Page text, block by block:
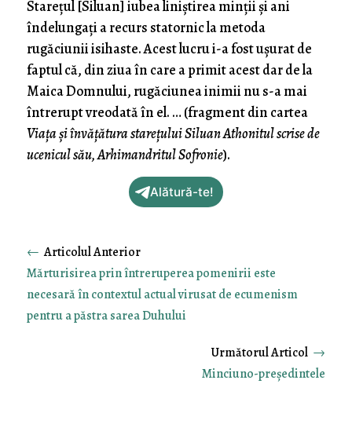
Stareţul [Siluan] iubea liniştirea minţii şi ani
îndelungaţi a recurs statornic la metoda
rugăciunii isihaste. Acest lucru i-a fost uşurat de
faptul că, din ziua în care a primit acest dar de la
Maica Domnului, rugăciunea inimii nu s-a mai
întrerupt vreodată în el. … (fragment din cartea
Viața și învățătura starețului Siluan Athonitul scrise de
ucenicul său, Arhimandritul Sofronie).
Alătură-te!
←
Mărturisirea prin întreruperea pomenirii este
necesară în contextul actual virusat de ecumenism
pentru a păstra sarea Duhului
Minciuno-președintele
→